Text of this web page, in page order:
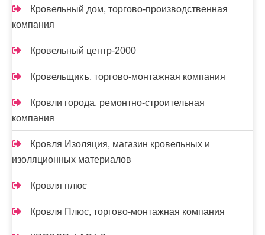
Кровельный дом, торгово-производственная
компания
Кровельный центр-2000
Кровельщикъ, торгово-монтажная компания
Кровли города, ремонтно-строительная
компания
Кровля Изоляция, магазин кровельных и
изоляционных материалов
Кровля плюс
Кровля Плюс, торгово-монтажная компания